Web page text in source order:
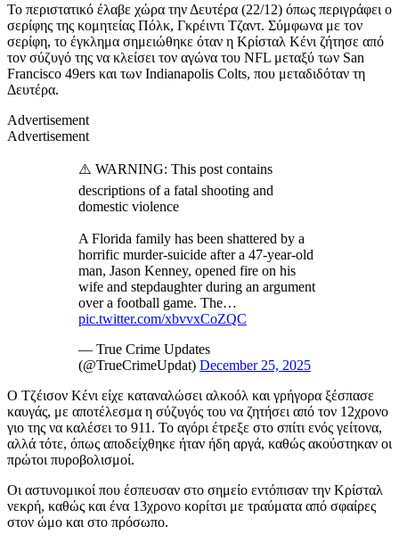
Το περιστατικό έλαβε χώρα την Δευτέρα (22/12) όπως περιγράφει ο
σερίφης της κομητείας Πόλκ, Γκρέιντι Τζαντ. Σύμφωνα με τον
σερίφη, το έγκλημα σημειώθηκε όταν η Κρίσταλ Κένι ζήτησε από
τον σύζυγό της να κλείσει τον αγώνα του NFL μεταξύ των San
Francisco 49ers και των Indianapolis Colts, που μεταδιδόταν τη
Δευτέρα.
Advertisement
Advertisement
⚠️ WARNING: This post contains
descriptions of a fatal shooting and
domestic violence
A Florida family has been shattered by a
horrific murder-suicide after a 47-year-old
man, Jason Kenney, opened fire on his
wife and stepdaughter during an argument
over a football game. The…
pic.twitter.com/xbvvxCoZQC
— True Crime Updates
(@TrueCrimeUpdat) December 25, 2025
Ο Τζέισον Κένι είχε καταναλώσει αλκοόλ και γρήγορα ξέσπασε
καυγάς, με αποτέλεσμα η σύζυγός του να ζητήσει από τον 12χρονο
γιο της να καλέσει το 911. Το αγόρι έτρεξε στο σπίτι ενός γείτονα,
αλλά τότε, όπως αποδείχθηκε ήταν ήδη αργά, καθώς ακούστηκαν οι
πρώτοι πυροβολισμοί.
Οι αστυνομικοί που έσπευσαν στο σημείο εντόπισαν την Κρίσταλ
νεκρή, καθώς και ένα 13χρονο κορίτσι με τραύματα από σφαίρες
στον ώμο και στο πρόσωπο.